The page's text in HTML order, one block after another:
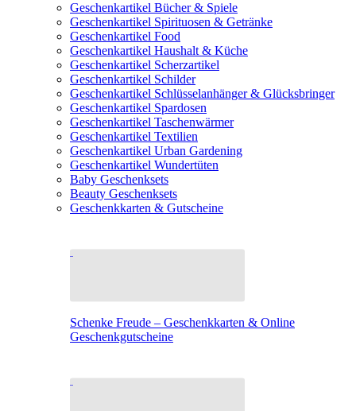
Geschenkartikel Bücher & Spiele
Geschenkartikel Spirituosen & Getränke
Geschenkartikel Food
Geschenkartikel Haushalt & Küche
Geschenkartikel Scherzartikel
Geschenkartikel Schilder
Geschenkartikel Schlüsselanhänger & Glücksbringer
Geschenkartikel Spardosen
Geschenkartikel Taschenwärmer
Geschenkartikel Textilien
Geschenkartikel Urban Gardening
Geschenkartikel Wundertüten
Baby Geschenksets
Beauty Geschenksets
Geschenkkarten & Gutscheine
Schenke Freude – Geschenkkarten & Online
Geschenkgutscheine